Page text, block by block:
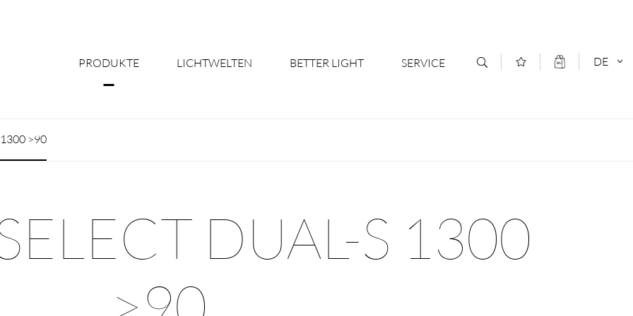
PRODUKTE LICHTWELTEN BETTER LIGHT
Licht nach Maß - Ihr Mehrwert
SERVICE
Downloads & Formulare
DE
>90
DUAL-S 1300